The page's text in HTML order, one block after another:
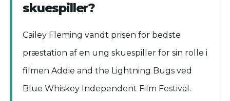
skuespiller?
Cailey Fleming vandt prisen for bedste
præstation af en ung skuespiller for sin rolle i
filmen Addie and the Lightning Bugs ved
Blue Whiskey Independent Film Festival.